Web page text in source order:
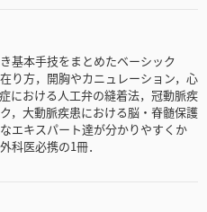
基本手技をまとめたベーシック
り方，開胸やカニュレーション，心
における人工弁の縫着法，冠動脈疾
，大動脈疾患における脳・脊髄保護
エキスパート達が分かりやすくか
科医必携の1冊．